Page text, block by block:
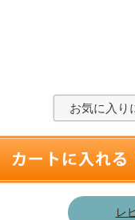
お気に入り
レ